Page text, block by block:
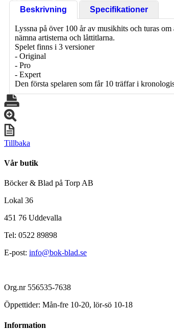
Beskrivning
Specifikationer
Lyssna på över 100 år av musikhits och turas
nämna artisterna och låttitlarna.
Spelet finns i 3 versioner
- Original
- Pro
- Expert
Den första spelaren som får 10 träffar i
Tillbaka
Vår butik
Böcker & Blad på Torp AB
Lokal 36
451 76 Uddevalla
Tel: 0522 89898
E-post: info@bok-blad.se
Org.nr 556535-7638
Öppettider: Mån-fre 10-20, lör-sö 10-18
Information